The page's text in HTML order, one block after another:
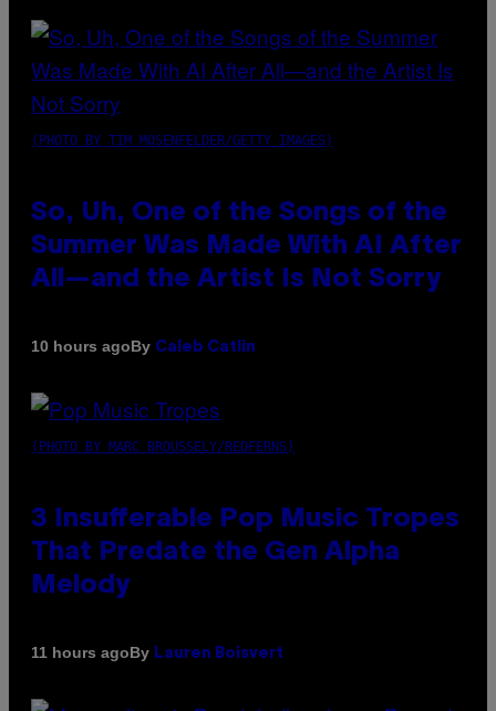
(PHOTO BY TIM MOSENFELDER/GETTY IMAGES)
So, Uh, One of the Songs of the
Summer Was Made With AI After
All—and the Artist Is Not Sorry
10 hours agoBy Caleb Catlin
(PHOTO BY MARC BROUSSELY/REDFERNS)
3 Insufferable Pop Music Tropes
That Predate the Gen Alpha
Melody
11 hours agoBy Lauren Boisvert